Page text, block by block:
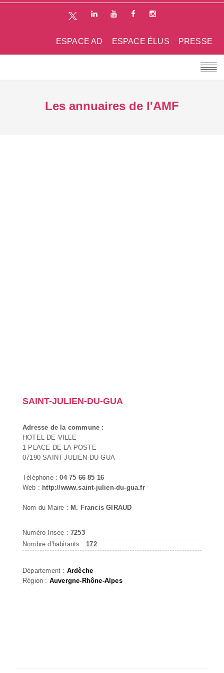
PRESSE
ESPACE ÉLUS
ESPACE AD
Les annuaires de l'AMF
SAINT-JULIEN-DU-GUA
Adresse de la commune :
HOTEL DE VILLE
1 PLACE DE LA POSTE
07190 SAINT-JULIEN-DU-GUA
Téléphone :04 75 66 85 16
Web : http://www.saint-julien-du-gua.fr
Nom du Maire : M. Francis GIRAUD
Numéro Insee : 7253
Nombre d'habitants : 172
Département : Ardèche
Région : Auvergne-Rhône-Alpes